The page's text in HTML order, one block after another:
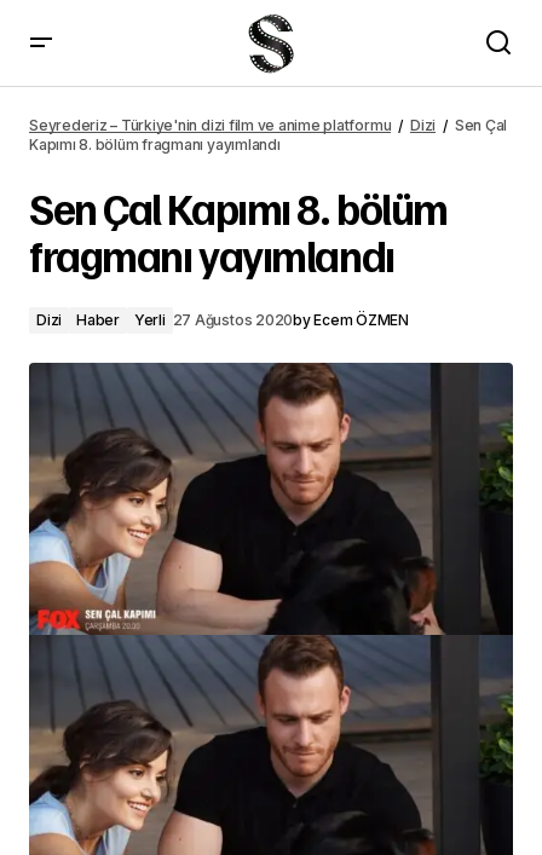
Seyrederiz – Türkiye'nin dizi film ve anime platformu Dizi
Sen Çal
Kapımı 8. bölüm fragmanı yayımlandı
Sen Çal Kapımı 8. bölüm
fragmanı yayımlandı
Dizi Haber Yerli 27 Ağustos 2020byEcem ÖZMEN